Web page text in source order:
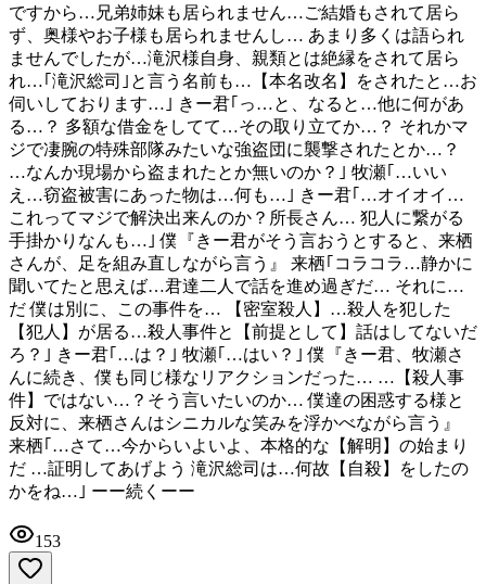
ですから…兄弟姉妹も居られません…ご結婚もされて居ら
ず、奥様やお子様も居られませんし… あまり多くは語られ
ませんでしたが…滝沢様自身、親類とは絶縁をされて居ら
れ…｢滝沢総司｣と言う名前も…【本名改名】をされたと…お
伺いしております…｣ きー君｢っ…と、なると…他に何があ
る…？ 多額な借金をしてて…その取り立てか…？ それかマ
ジで凄腕の特殊部隊みたいな強盗団に襲撃されたとか…？
…なんか現場から盗まれたとか無いのか？｣ 牧瀬｢…いい
え…窃盗被害にあった物は…何も…｣ きー君｢…オイオイ…
これってマジで解決出来んのか？所長さん… 犯人に繋がる
手掛かりなんも…｣ 僕『きー君がそう言おうとすると、来栖
さんが、足を組み直しながら言う』 来栖｢コラコラ…静かに
聞いてたと思えば…君達二人で話を進め過ぎだ… それに…
だ 僕は別に、この事件を… 【密室殺人】…殺人を犯した
【犯人】が居る…殺人事件と【前提として】話はしてないだ
ろ？｣ きー君｢…は？｣ 牧瀬｢…はい？｣ 僕『きー君、牧瀬さ
んに続き、僕も同じ様なリアクションだった… …【殺人事
件】ではない…？そう言いたいのか… 僕達の困惑する様と
反対に、来栖さんはシニカルな笑みを浮かべながら言う』
来栖｢…さて…今からいよいよ、本格的な【解明】の始まり
だ …証明してあげよう 滝沢総司は…何故【自殺】をしたの
かをね…｣ ーー続くーー
153